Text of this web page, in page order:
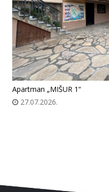
Apartman „MIŠUR 1“
27.07.2026.